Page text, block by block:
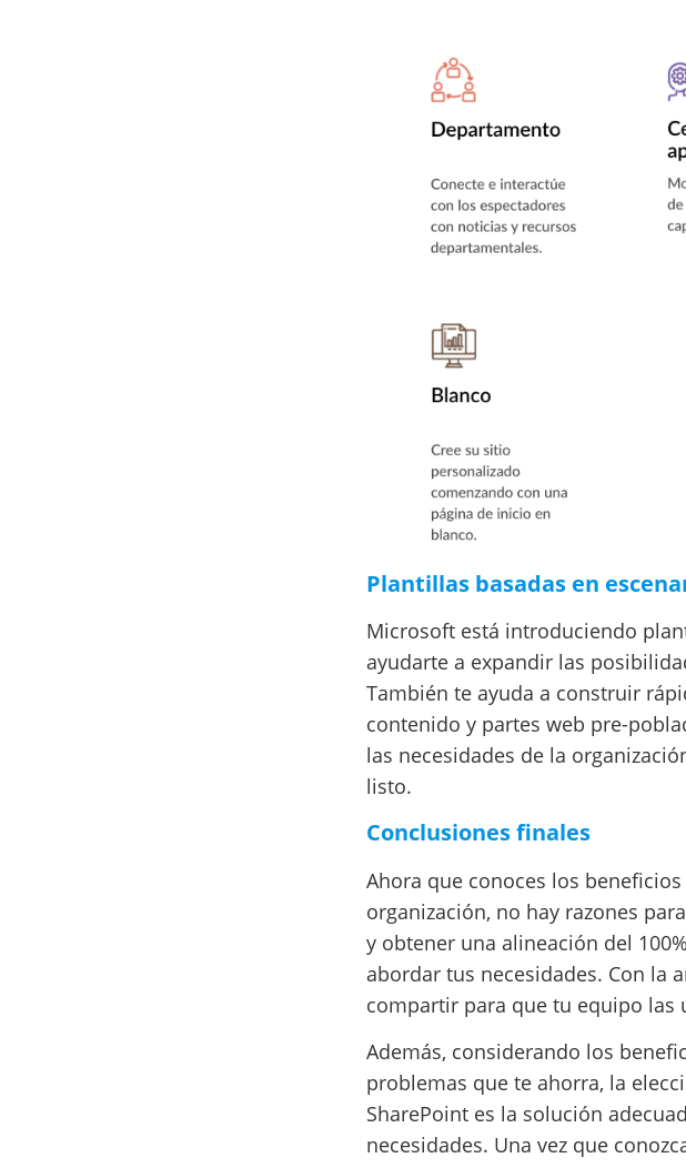
Plantillas basadas en
Microsoft está introduciendo
ayudarte a expandir las
También te ayuda a construir
contenido y partes web pre-
las necesidades de la
listo.
Conclusiones finales
Ahora que conoces los
organización, no hay razones
y obtener una alineación del
abordar tus necesidades. Con la
compartir para que tu equipo las
Además, considerando los
problemas que te ahorra, la
SharePoint es la solución
necesidades. Una vez que